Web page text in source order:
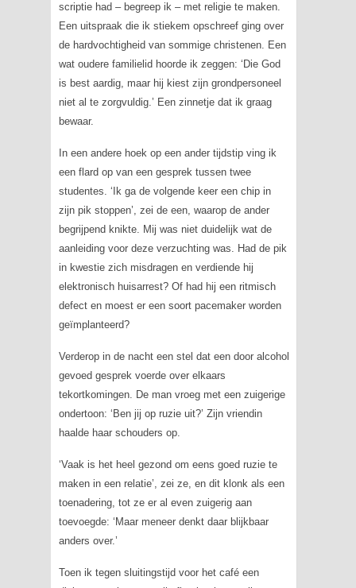
scriptie had – begreep ik – met religie te maken.
Een uitspraak die ik stiekem opschreef ging over
de hardvochtigheid van sommige christenen. Een
wat oudere familielid hoorde ik zeggen: ‘Die God
is best aardig, maar hij kiest zijn grondpersoneel
niet al te zorgvuldig.’ Een zinnetje dat ik graag
bewaar.
In een andere hoek op een ander tijdstip ving ik
een flard op van een gesprek tussen twee
studentes. ‘Ik ga de volgende keer een chip in
zijn pik stoppen’, zei de een, waarop de ander
begrijpend knikte. Mij was niet duidelijk wat de
aanleiding voor deze verzuchting was. Had de pik
in kwestie zich misdragen en verdiende hij
elektronisch huisarrest? Of had hij een ritmisch
defect en moest er een soort pacemaker worden
geïmplanteerd?
Verderop in de nacht een stel dat een door alcohol
gevoed gesprek voerde over elkaars
tekortkomingen. De man vroeg met een zuigerige
ondertoon: ‘Ben jij op ruzie uit?’ Zijn vriendin
haalde haar schouders op.
‘Vaak is het heel gezond om eens goed ruzie te
maken in een relatie’, zei ze, en dit klonk als een
toenadering, tot ze er al even zuigerig aan
toevoegde: ‘Maar meneer denkt daar blijkbaar
anders over.’
Toen ik tegen sluitingstijd voor het café een